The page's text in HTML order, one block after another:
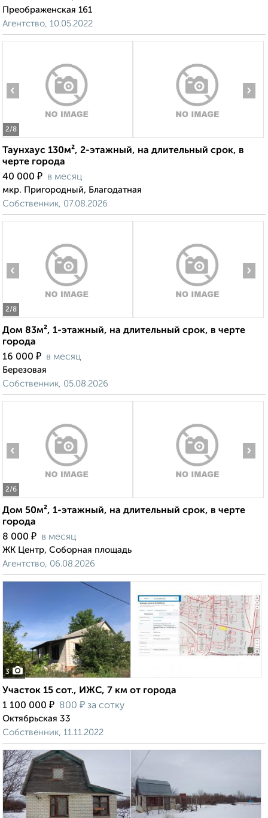
Преображенская 161
Агентство, 10.05.2022
2/8
‹ ›
Таунхаус 130м², 2-этажный, на длительный срок, в
черте города
40 000 ₽ в месяц
мкр. Пригородный, Благодатная
Собственник, 07.08.2026
2/8
‹ ›
Дом 83м², 1-этажный, на длительный срок, в черте
города
16 000 ₽ в месяц
Березовая
Собственник, 05.08.2026
2/6
‹ ›
Дом 50м², 1-этажный, на длительный срок, в черте
города
8 000 ₽ в месяц
ЖК Центр, Соборная площадь
Агентство, 06.08.2026
3
Участок 15 сот., ИЖС, 7 км от города
1 100 000 ₽ 800 ₽ за сотку
Октябрьская 33
Собственник, 11.11.2022